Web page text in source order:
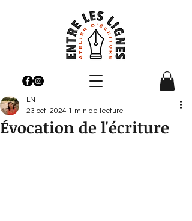
Évocation de l'écriture
LN
23 oct. 2024 1 min de lecture